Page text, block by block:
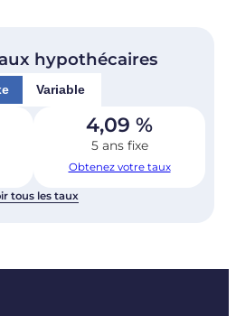
hypothécaires
Variable
4,09 %
5 ans fixe
Obtenez votre taux
tous les taux